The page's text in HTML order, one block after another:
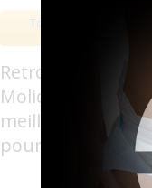
Tous les produits
Retrouverez sur
Molicare,
meilleurs
pour